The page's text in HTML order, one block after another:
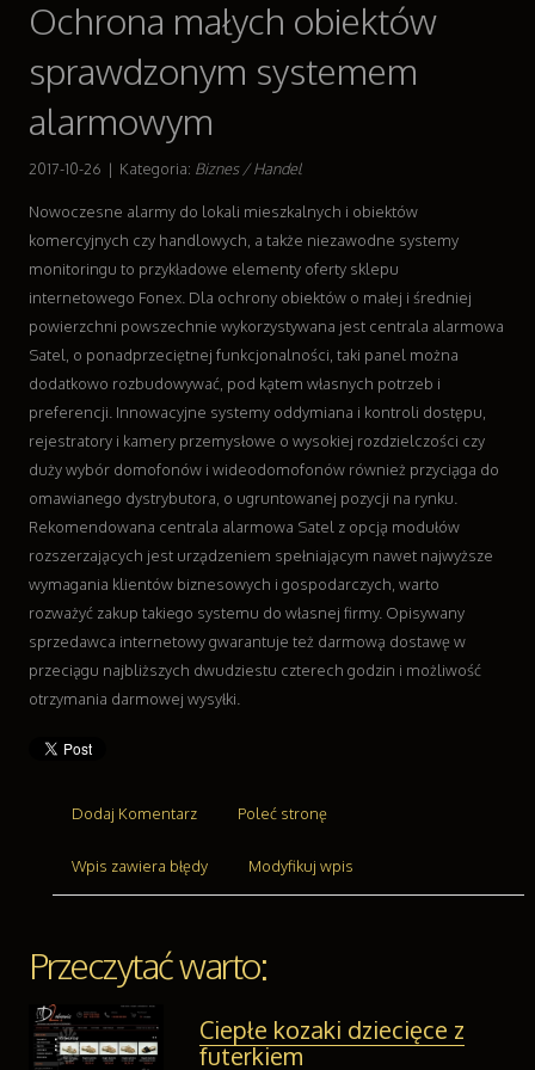
Dla Dzieci
Wyposażenie Wnętrz
Sport
Art. Dla Zwierząt
Ogród, Rośliny
Chemia
Art. Spożywcze
Materiały Eksploatacyjne
Inne Sklepy
Sprzęt
Maszyny
Narzędzia
Przemysł Metalowy
Transport
Transport
Części Samochodowe
Wynajem
Usługi Motoryzacyjne
Salony, Komisy
Reklama
Inne Agencje
Imprezy Integracyjne
Hobby
Branże
Restauracje, Catering
Fotografia
Ochrona małych obiektów
sprawdzonym systemem
alarmowym
2017-10-26 | Kategoria: Biznes / Handel
Nowoczesne alarmy do lokali mieszkalnych i obiektów
komercyjnych czy handlowych, a także niezawodne systemy
monitoringu to przykładowe elementy oferty sklepu
internetowego Fonex. Dla ochrony obiektów o małej i średniej
powierzchni powszechnie wykorzystywana jest centrala alarmowa
Satel, o ponadprzeciętnej funkcjonalności, taki panel można
dodatkowo rozbudowywać, pod kątem własnych potrzeb i
preferencji. Innowacyjne systemy oddymiana i kontroli dostępu,
rejestratory i kamery przemysłowe o wysokiej rozdzielczości czy
duży wybór domofonów i wideodomofonów również przyciąga do
omawianego dystrybutora, o ugruntowanej pozycji na rynku.
Rekomendowana centrala alarmowa Satel z opcją modułów
rozszerzających jest urządzeniem spełniającym nawet najwyższe
wymagania klientów biznesowych i gospodarczych, warto
rozważyć zakup takiego systemu do własnej firmy. Opisywany
sprzedawca internetowy gwarantuje też darmową dostawę w
przeciągu najbliższych dwudziestu czterech godzin i możliwość
otrzymania darmowej wysyłki.
Dodaj Komentarz Poleć stronę
Wpis zawiera błędy Modyfikuj wpis
Przeczytać warto:
Ciepłe kozaki dziecięce z
futerkiem